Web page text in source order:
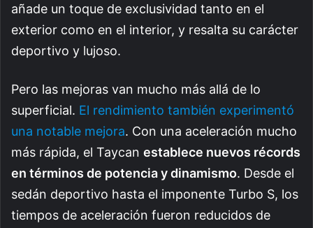
añade un toque de exclusividad tanto en el
exterior como en el interior, y resalta su carácter
deportivo y lujoso.
Pero las mejoras van mucho más allá de lo
superficial. El rendimiento también experimentó
una notable mejora. Con una aceleración mucho
más rápida, el Taycan establece nuevos récords
en términos de potencia y dinamismo. Desde el
sedán deportivo hasta el imponente Turbo S, los
tiempos de aceleración fueron reducidos de